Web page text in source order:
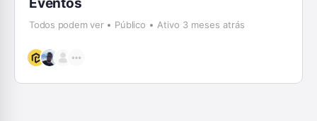
Todos podem ver Público Ativo 3 meses atrás